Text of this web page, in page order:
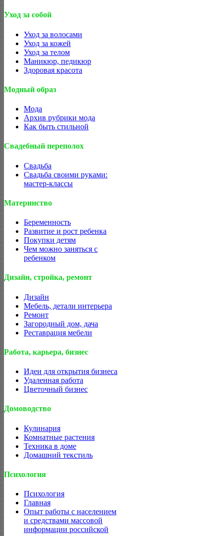
Уход за собой
Уход за волосами
Уход за кожей
Уход за телом
Маникюр, педикюр
Здоровая красота
Модный образ
Мода
Архив рубрики мода
Как быть стильной
Свадебный переполох
Свадьба
Свадьба своими руками:
мастер-классы
Материнство
Беременность
Развитие и рост ребенка
Покупки детям
Чем можно заняться с
ребенком
Дизайн, стройка, ремонт
Дизайн
Мебель, детали интерьера
Ремонт
Загородный дом, дача
Реставрация мебели
Работа, карьера, бизнес
Идеи для открытия бизнеса
Удаленная работа
Цветочный бизнес
Домоводство
Кулинария
Комнатные растения
Техника в доме
Домашний текстиль
Психология
Психология
Главная
Опыт работы с населением
и средствами массовой
информации российской